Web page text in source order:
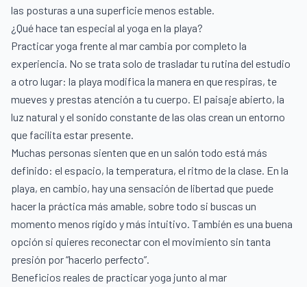
las posturas a una superficie menos estable.
¿Qué hace tan especial al yoga en la playa?
Practicar yoga frente al mar cambia por completo la
experiencia. No se trata solo de trasladar tu rutina del estudio
a otro lugar: la playa modifica la manera en que respiras, te
mueves y prestas atención a tu cuerpo. El paisaje abierto, la
luz natural y el sonido constante de las olas crean un entorno
que facilita estar presente.
Muchas personas sienten que en un salón todo está más
definido: el espacio, la temperatura, el ritmo de la clase. En la
playa, en cambio, hay una sensación de libertad que puede
hacer la práctica más amable, sobre todo si buscas un
momento menos rígido y más intuitivo. También es una buena
opción si quieres reconectar con el movimiento sin tanta
presión por “hacerlo perfecto”.
Beneficios reales de practicar yoga junto al mar